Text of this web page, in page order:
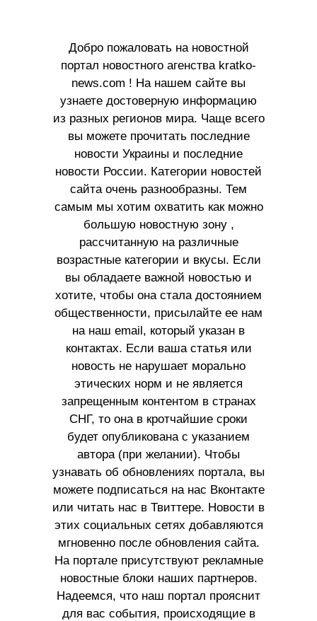
Добро пожаловать на новостной
портал новостного агенства kratko-
news.com ! На нашем сайте вы
узнаете достоверную информацию
из разных регионов мира. Чаще всего
вы можете прочитать последние
новости Украины и последние
новости России. Категории новостей
сайта очень разнообразны. Тем
самым мы хотим охватить как можно
большую новостную зону ,
рассчитанную на различные
возрастные категории и вкусы. Если
вы обладаете важной новостью и
хотите, чтобы она стала достоянием
общественности, присылайте ее нам
на наш email, который указан в
контактах. Если ваша статья или
новость не нарушает морально
этических норм и не является
запрещенным контентом в странах
СНГ, то она в кротчайшие сроки
будет опубликована с указанием
автора (при желании). Чтобы
узнавать об обновлениях портала, вы
можете подписаться на нас Вконтакте
или читать нас в Твиттере. Новости в
этих социальных сетях добавляются
мгновенно после обновления сайта.
На портале присутствуют рекламные
новостные блоки наших партнеров.
Надеемся, что наш портал прояснит
для вас события, происходящие в